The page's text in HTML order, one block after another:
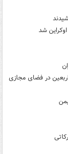
شد
در فضای مجازی